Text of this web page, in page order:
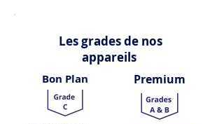
Les grades de nos
appareils
Bon Plan Premium